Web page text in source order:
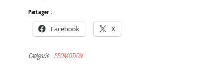
Partager :
Facebook X
Catégorie PROMOTION